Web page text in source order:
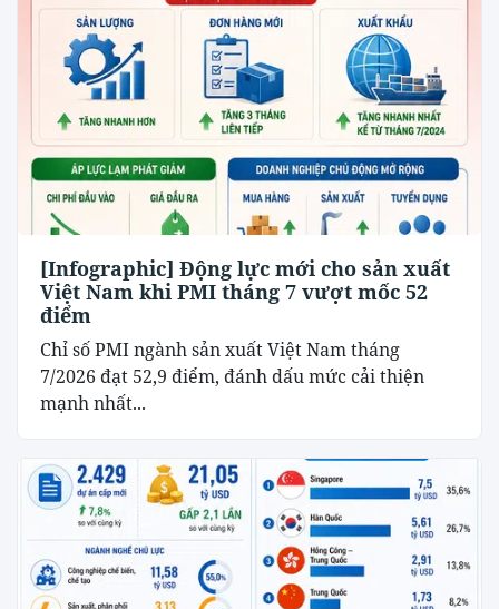
[Infographic] Động lực mới cho sản xuất
Việt Nam khi PMI tháng 7 vượt mốc 52
điểm
Chỉ số PMI ngành sản xuất Việt Nam tháng
7/2026 đạt 52,9 điểm, đánh dấu mức cải thiện
mạnh nhất...